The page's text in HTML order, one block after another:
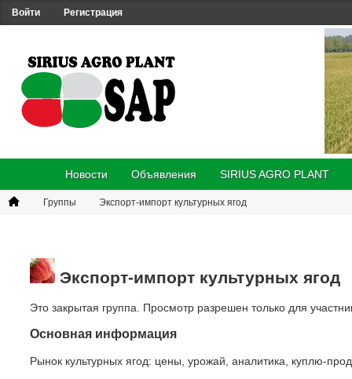
Войти Регистрация
Новости Объявления SIRIUS AGRO PLANT
Группы Экспорт-импорт культурных ягод
Экспорт-импорт культурных ягод
Это закрытая группа. Просмотр разрешен только для
Основная информация
Рынок культурных ягод: цены, урожай, аналитика, куплю-